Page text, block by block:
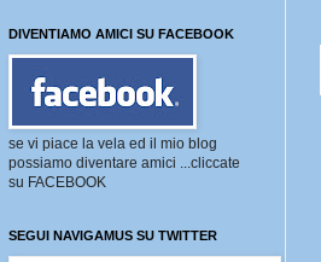
DIVENTIAMO AMICI SU FACEBOOK
se vi piace la vela ed il mio blog
possiamo diventare amici ...cliccate
su FACEBOOK
SEGUI NAVIGAMUS SU TWITTER